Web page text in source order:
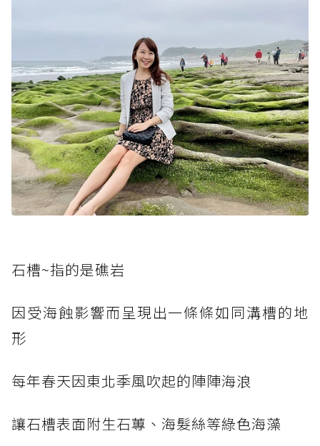
石槽~指的是礁岩
因受海蝕影響而呈現出一條條如同溝槽的地
形
每年春天因東北季風吹起的陣陣海浪
讓石槽表面附生石蓴、海髮絲等綠色海藻